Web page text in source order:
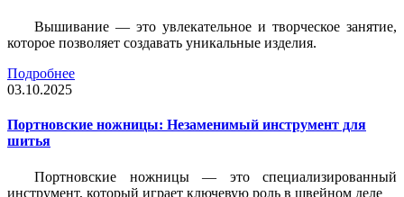
Вышивание — это увлекательное и творческое занятие,
которое позволяет создавать уникальные изделия.
Подробнее
03.10.2025
Портновские ножницы: Незаменимый инструмент для
шитья
Портновские ножницы — это специализированный
инструмент, который играет ключевую роль в швейном деле